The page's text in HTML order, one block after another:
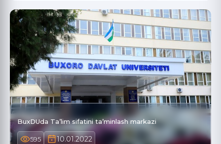
BuxDUda Ta’lim sifatini ta’minlash markazi
595 10.01.2022